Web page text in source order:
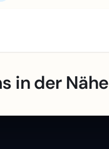
in der Nähe